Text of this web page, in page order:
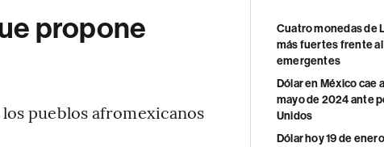
propone
pueblos afromexicanos
Cuatro monedas de
más fuertes frente
emergentes
Dólar en México cae
mayo de 2024 ante
Unidos
Dólar hoy 19 de